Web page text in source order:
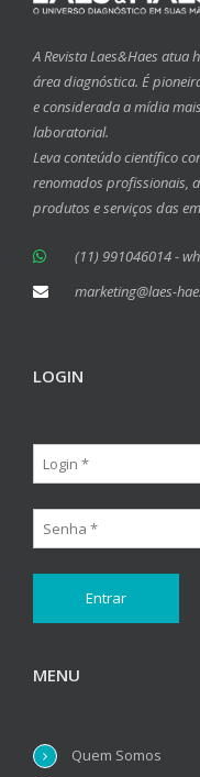
A Revista Laes&Haes atua
área diagnóstica. É
e considerada a mídia
laboratorial.
Leva conteúdo científico
renomados profissionais,
produtos e serviços das
(11) 991046014 -
marketing@laes-
LOGIN
MENU
Quem Somos